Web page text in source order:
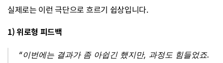
실제로는 이런 극단으로 흐르기 쉽상입니다.
1) 위로형 피드백
“이번에는 결과가 좀 아쉽긴 했지만, 과정도 힘들었죠.